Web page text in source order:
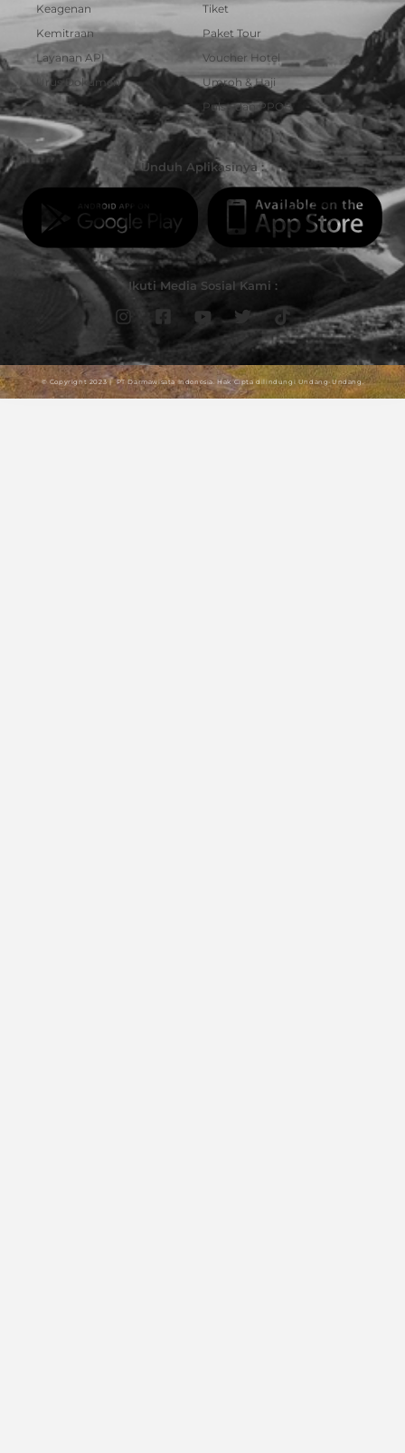
Keagenan
Kemitraan
Layanan API
Urus Dokumen
Tiket
Paket Tour
Voucher Hotel
Umroh & Haji
Pulsa dan PPOB
Unduh Aplikasinya :
Ikuti Media Sosial Kami :
© Copyright 2023 | PT Darmawisata Indonesia. Hak Cipta dilindungi Undang-Undang.